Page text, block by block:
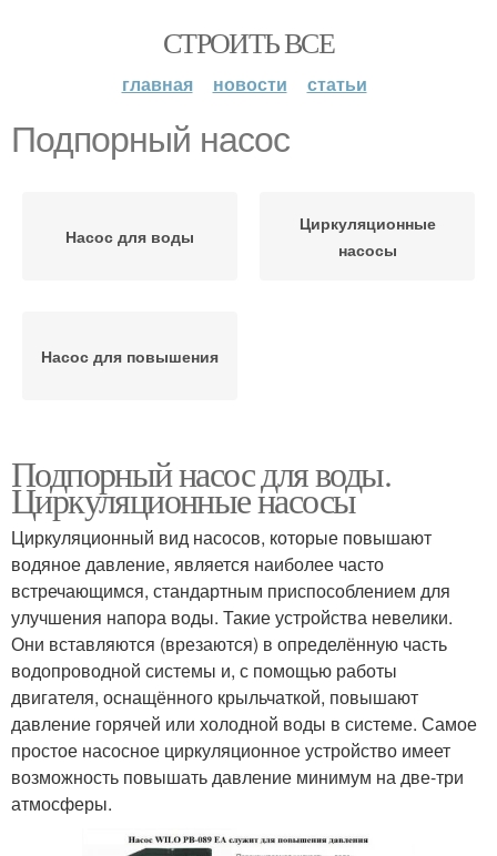
СТРОИТЬ ВСЕ
главная новости статьи
Подпорный насос
Насос для воды
Циркуляционные
насосы
Насос для повышения
Подпорный насос для воды.
Циркуляционные насосы
Циркуляционный вид насосов, которые повышают
водяное давление, является наиболее часто
встречающимся, стандартным приспособлением для
улучшения напора воды. Такие устройства невелики.
Они вставляются (врезаются) в определённую часть
водопроводной системы и, с помощью работы
двигателя, оснащённого крыльчаткой, повышают
давление горячей или холодной воды в системе. Самое
простое насосное циркуляционное устройство имеет
возможность повышать давление минимум на две-три
атмосферы.